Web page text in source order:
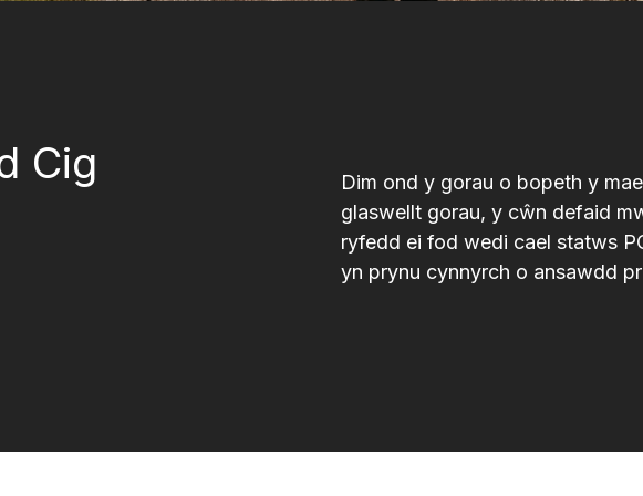
Cig
Dim ond y gorau o bopeth y
glaswellt gorau, y cŵn defaid
ryfedd ei fod wedi cael statws
yn prynu cynnyrch o ansawdd